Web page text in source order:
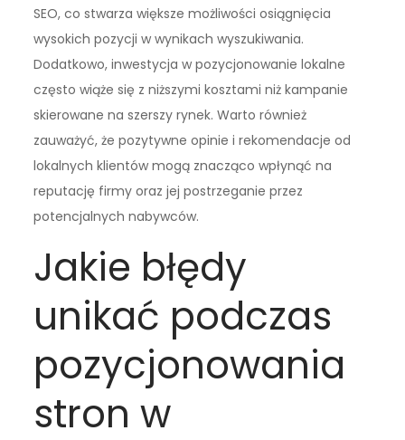
SEO, co stwarza większe możliwości osiągnięcia
wysokich pozycji w wynikach wyszukiwania.
Dodatkowo, inwestycja w pozycjonowanie lokalne
często wiąże się z niższymi kosztami niż kampanie
skierowane na szerszy rynek. Warto również
zauważyć, że pozytywne opinie i rekomendacje od
lokalnych klientów mogą znacząco wpłynąć na
reputację firmy oraz jej postrzeganie przez
potencjalnych nabywców.
Jakie błędy
unikać podczas
pozycjonowania
stron w